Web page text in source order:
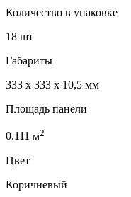
Количество в упаковке
18 шт
Габариты
333 x 333 x 10,5 мм
Площадь панели
0.111 м2
Цвет
Коричневый